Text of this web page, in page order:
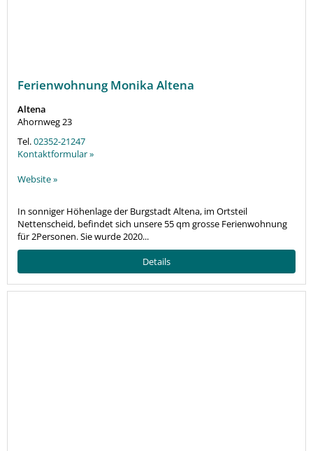
Ferienwohnung Monika Altena
Altena
Ahornweg 23
Tel.02352-21247
Kontaktformular »
Website »
In sonniger Höhenlage der Burgstadt Altena, im Ortsteil
Nettenscheid, befindet sich unsere 55 qm grosse Ferienwohnung
für 2Personen. Sie wurde 2020...
Details